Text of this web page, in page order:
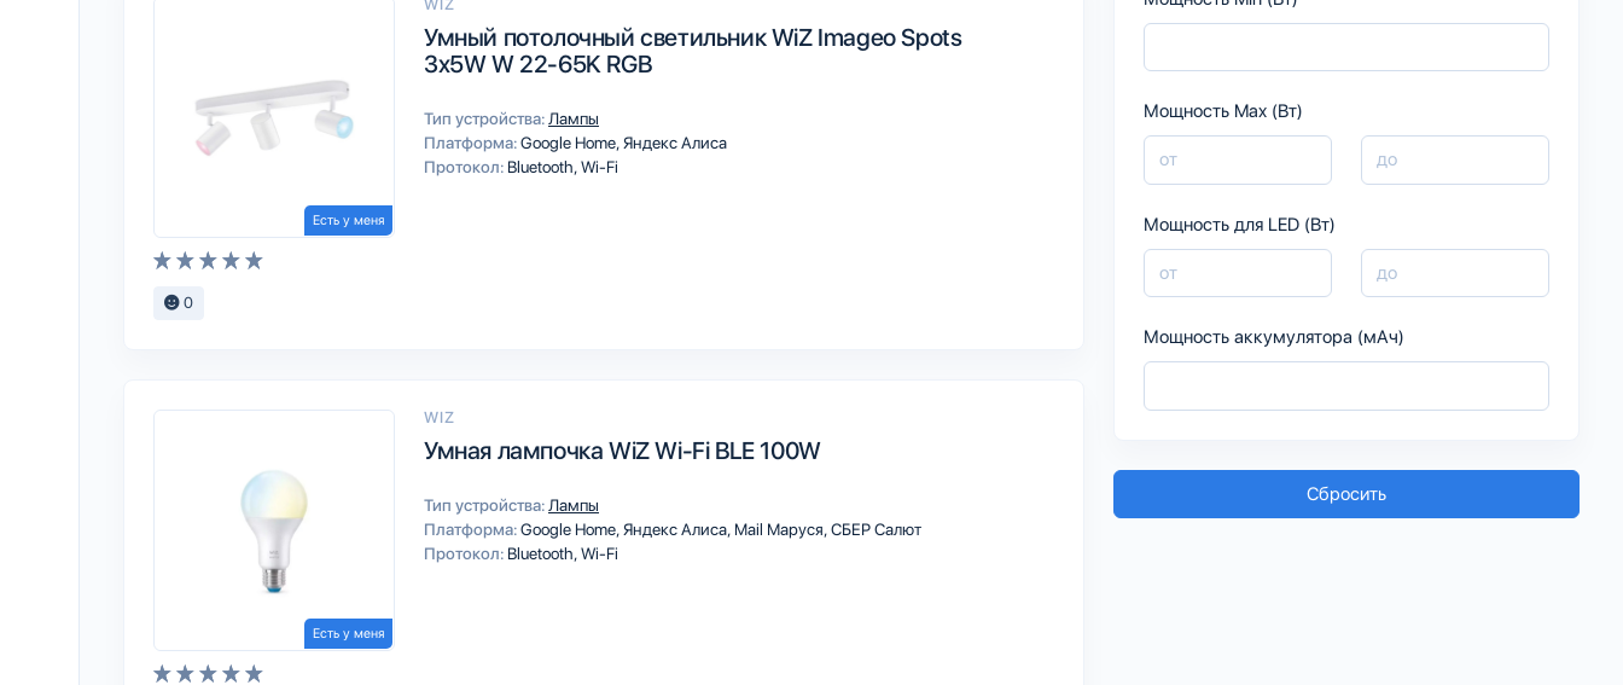
Есть у меня
WIZ
Умный потолочный светильник WiZ Imageo Spots
3x5W W 22-65K RGB
Тип устройства: Лампы
Платформа:Google HomeЯндекс Алиса
Протокол: BluetoothWi-Fi
0
Есть у меня
WIZ
Умная лампочка WiZ Wi-Fi BLE 100W
Тип устройства: Лампы
Платформа:Google HomeЯндекс Алиса Mail МарусяСБЕР Салют
Протокол: BluetoothWi-Fi
Мощность Max (Вт)
Мощность для LED (Вт)
Мощность аккумулятора (мАч)
Сбросить